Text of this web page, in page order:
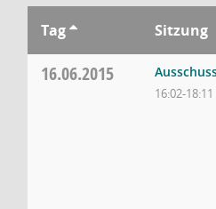
Tag Sitzung
16.06.2015
16:02-